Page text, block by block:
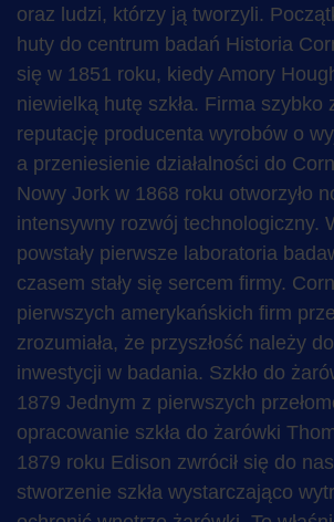
oraz ludzi, którzy ją tworzyli.
huty do centrum badań Historia
się w 1851 roku, kiedy Amory
niewielką hutę szkła. Firma szybko
reputację producenta wyrobów o
a przeniesienie działalności do
Nowy Jork w 1868 roku otworzyło
intensywny rozwój technologiczny.
powstały pierwsze laboratoria
czasem stały się sercem firmy.
pierwszych amerykańskich firm
zrozumiała, że przyszłość należy
inwestycji w badania. Szkło do
1879 Jednym z pierwszych
opracowanie szkła do żarówki
1879 roku Edison zwrócił się do
stworzenie szkła wystarczająco